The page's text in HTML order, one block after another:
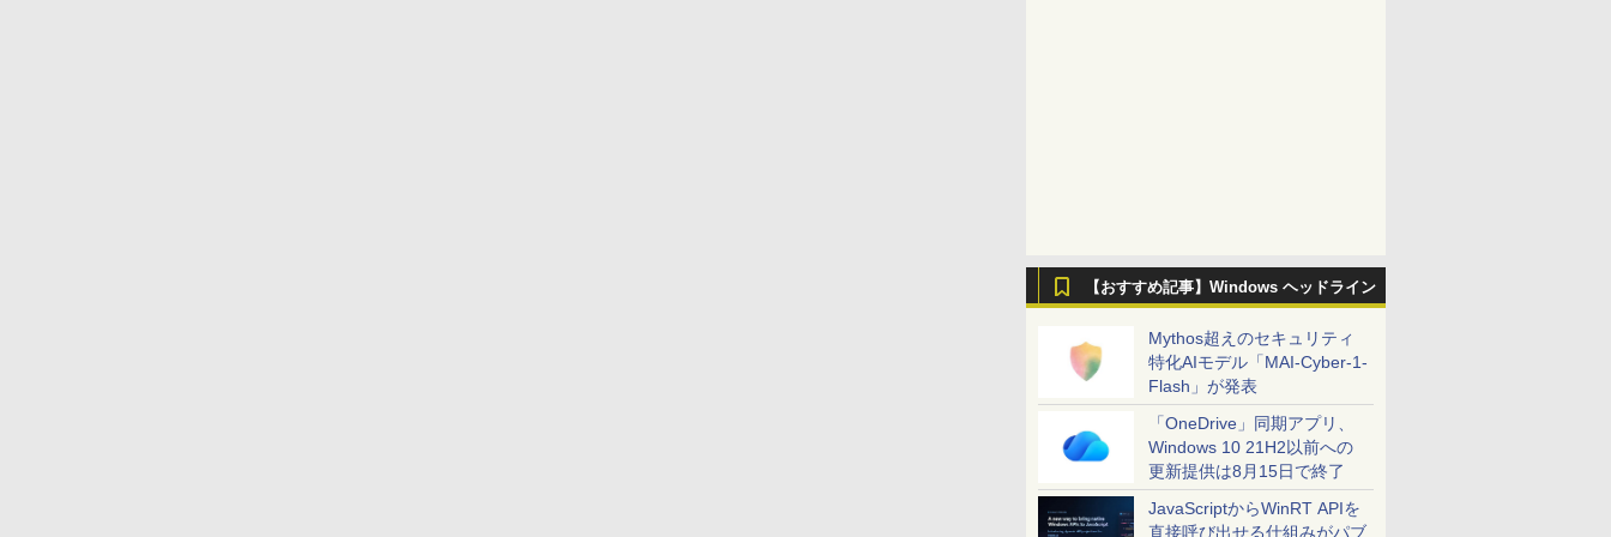
【おすすめ記事】Windows ヘッドライン
Mythos超えのセキュリティ
特化AIモデル「MAI-Cyber-1-
Flash」が発表
「OneDrive」同期アプリ、
Windows 10 21H2以前への
更新提供は8月15日で終了
JavaScriptからWinRT APIを
直接呼び出せる仕組みがパブ